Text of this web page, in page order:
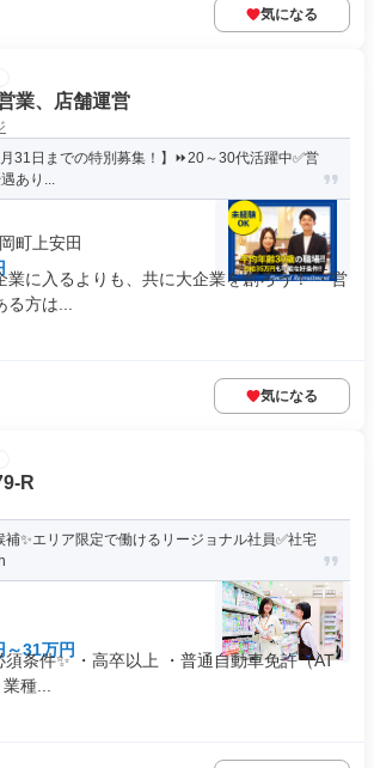
気になる
業、店舗運営
月31日までの特別募集！】⏩️20～30代活躍中✅営
あり...
町上安田
業に入るよりも、共に大企業を創ろう！ ・営
方は...
気になる
R
✨エリア限定で働けるリージョナル社員✅社宅
～31万円
須条件✨ ・高卒以上 ・普通自動車免許（AT
種...